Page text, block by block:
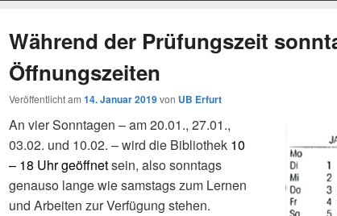
Während der Prüfungszeit
Öffnungszeiten
Veröffentlicht am 14. Januar 2019von UB Erfurt
An vier Sonntagen – am 20.01., 27.01.,
03.02. und 10.02. – wird die Bibliothek 10
– 18 Uhrgeöffnetsein, also sonntags
genauso lange wie samstags zum Lernen
und Arbeiten zur Verfügung stehen.